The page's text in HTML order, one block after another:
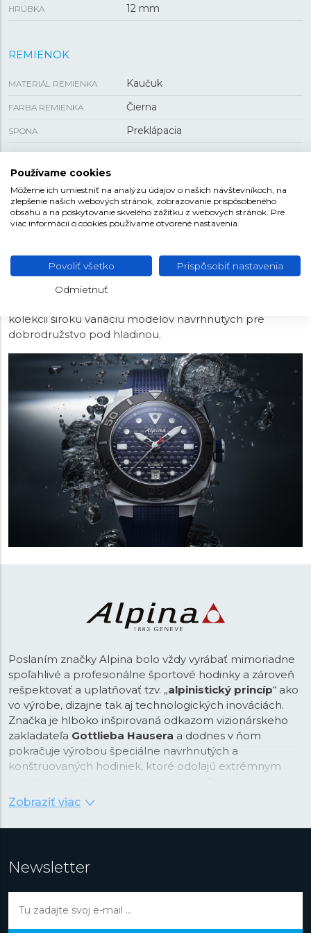
HRÚBKA 12 mm
REMIENOK
MATERIÁL REMIENKA Kaučuk
FARBA REMIENKA Čierna
SPONA Preklápacia
ALPINA SEASTRONG
Kolekcia Seastrong je zástupcom elementu vody,
respektíve mora a potápačských hodiniek Alpina.
predstavila legendárny model Diver 10 Seastrong s
vodeodolnosťou do hĺbky 200 metrov a dvoma
korunkami, z ktorých jedna slúžila na ovládanie
kolekcii širokú variáciu modelov navrhnutých pre
dobrodružstvo pod hladinou.
Poslaním značky Alpina bolo vždy vyrábať mimoriadne
spoľahlivé a profesionálne športové hodinky a zároveň
rešpektovať a uplatňovať tzv. „alpinistický princíp“ ako
vo výrobe, dizajne tak aj technologických inováciách.
Značka je hlboko inšpirovaná odkazom vizionárskeho
zakladateľa Gottlieba Hausera a dodnes v ňom
pokračuje výrobou špeciálne navrhnutých a
konštruovaných hodiniek, ktoré odolajú extrémnym
nadmorských výškach či hlboko pod vodou.
Alpina viac ako 2000 predajných miest, v roku 1925
poskytovala medzinárodnú záruku na hodinky.
míľnikom bol ale rok1933, kedy značka predstavila
Zobraziť viac
Newsletter
Používame cookies
Môžeme ich umiestniť na analýzu údajov o našich návštevníkoch, na
zlepšenie našich webových stránok, zobrazovanie prispôsobeného
obsahu a na poskytovanie skvelého zážitku z webových stránok. Pre
viac informácií o cookies používame otvorené nastavenia.
Povoliť všetko Prispôsobiť nastavenia
Odmietnuť